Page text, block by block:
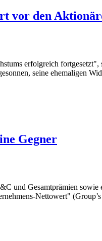
vor den
erfolgreich
seine ehemaligen
Gegner
und Gesamtprämien
Nettowert" (Group’s